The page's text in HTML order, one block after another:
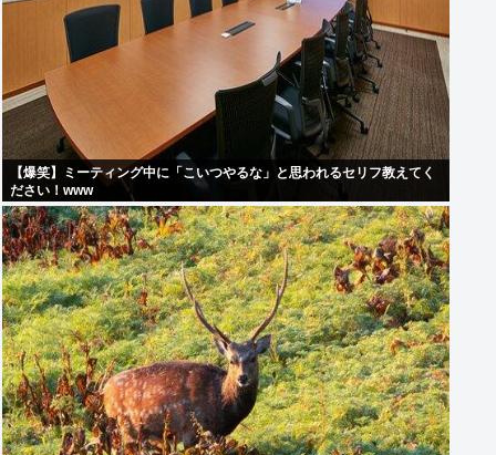
【爆笑】ミーティング中に「こいつやるな」と思われるセリフ教えてく
ださい！www